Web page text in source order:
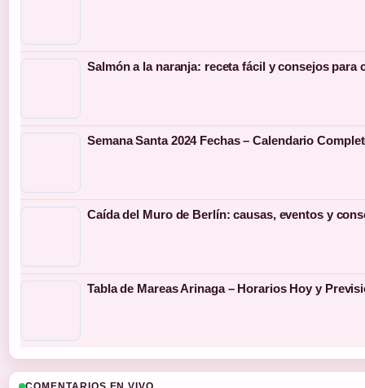
Salmón a la naranja: receta fácil y consejos para
Semana Santa 2024 Fechas – Calendario
Caída del Muro de Berlín: causas, eventos y
Tabla de Mareas Arinaga – Horarios Hoy y